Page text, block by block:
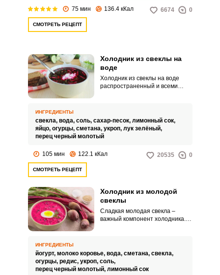
справиться с приготовлением и
75 мин 136.4 кКал 6674 0
СМОТРЕТЬ РЕЦЕПТ
Холодник из свеклы на
воде
Холодник из свеклы на воде
распространенный и всеми
большим количеством овощей и
зелени.
ИНГРЕДИЕНТЫ
свекла, вода, соль, сахар-песок, лимонный сок,
яйцо, огурцы, сметана, укроп, лук зелёный,
перец черный молотый
105 мин 122.1 кКал 20535 0
СМОТРЕТЬ РЕЦЕПТ
Холодник из молодой
свеклы
Сладкая молодая свекла –
важный компонент холодника. В
ИНГРЕДИЕНТЫ
йогурт, молоко коровье, вода, сметана, свекла,
огурцы, редис, укроп, соль,
перец черный молотый, лимонный сок